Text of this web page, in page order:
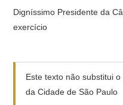
Digníssimo Presidente da
exercício
Este texto não substitui
da Cidade de São Paulo